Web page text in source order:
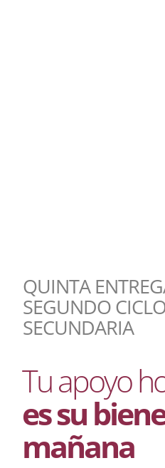
QUINTA
SEGUNDO
SECUNDARIA
Tu apoyo
es su
mañana